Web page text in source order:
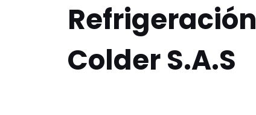
Refrigeración
Colder S.A.S